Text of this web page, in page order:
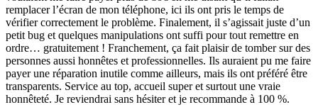
remplacer l’écran de mon téléphone, ici ils ont pris le temps de
vérifier correctement le problème. Finalement, il s’agissait juste d’un
petit bug et quelques manipulations ont suffi pour tout remettre en
ordre… gratuitement ! Franchement, ça fait plaisir de tomber sur des
personnes aussi honnêtes et professionnelles. Ils auraient pu me faire
payer une réparation inutile comme ailleurs, mais ils ont préféré être
transparents. Service au top, accueil super et surtout une vraie
honnêteté. Je reviendrai sans hésiter et je recommande à 100 %.